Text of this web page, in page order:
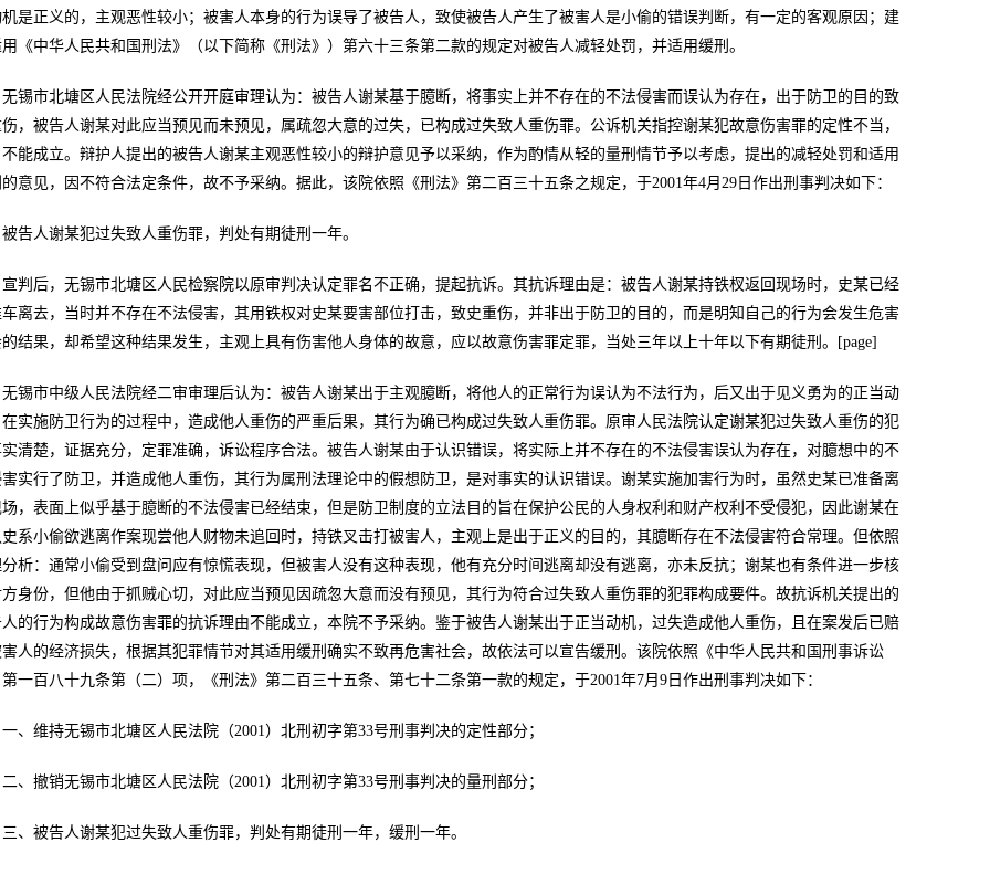
机是正义的，主观恶性较小；被害人本身的行为误导了被告人，致使被告人产生了被害人是小偷的错误判断，有一定的客观原因；建
《中华人民共和国刑法》（以下简称《刑法》）第六十三条第二款的规定对被告人减轻处罚，并适用缓刑。
无锡市北塘区人民法院经公开开庭审理认为：被告人谢某基于臆断，将事实上并不存在的不法侵害而误认为存在，出于防卫的目的致
伤，被告人谢某对此应当预见而未预见，属疏忽大意的过失，已构成过失致人重伤罪。公诉机关指控谢某犯故意伤害罪的定性不当，
能成立。辩护人提出的被告人谢某主观恶性较小的辩护意见予以采纳，作为酌情从轻的量刑情节予以考虑，提出的减轻处罚和适用
意见，因不符合法定条件，故不予采纳。据此，该院依照《刑法》第二百三十五条之规定，于2001年4月29日作出刑事判决如下：
被告人谢某犯过失致人重伤罪，判处有期徒刑一年。
宣判后，无锡市北塘区人民检察院以原审判决认定罪名不正确，提起抗诉。其抗诉理由是：被告人谢某持铁杈返回现场时，史某已经
离去，当时并不存在不法侵害，其用铁权对史某要害部位打击，致史重伤，并非出于防卫的目的，而是明知自己的行为会发生危害
结果，却希望这种结果发生，主观上具有伤害他人身体的故意，应以故意伤害罪定罪，当处三年以上十年以下有期徒刑。[page]
无锡市中级人民法院经二审审理后认为：被告人谢某出于主观臆断，将他人的正常行为误认为不法行为，后又出于见义勇为的正当动
实施防卫行为的过程中，造成他人重伤的严重后果，其行为确已构成过失致人重伤罪。原审人民法院认定谢某犯过失致人重伤的犯
清楚，证据充分，定罪准确，诉讼程序合法。被告人谢某由于认识错误，将实际上并不存在的不法侵害误认为存在，对臆想中的不
害实行了防卫，并造成他人重伤，其行为属刑法理论中的假想防卫，是对事实的认识错误。谢某实施加害行为时，虽然史某已准备离
，表面上似乎基于臆断的不法侵害已经结束，但是防卫制度的立法目的旨在保护公民的人身权利和财产权利不受侵犯，因此谢某在
系小偷欲逃离作案现尝他人财物未追回时，持铁叉击打被害人，主观上是出于正义的目的，其臆断存在不法侵害符合常理。但依照
析：通常小偷受到盘问应有惊慌表现，但被害人没有这种表现，他有充分时间逃离却没有逃离，亦未反抗；谢某也有条件进一步核
方身份，但他由于抓贼心切，对此应当预见因疏忽大意而没有预见，其行为符合过失致人重伤罪的犯罪构成要件。故抗诉机关提出的
的行为构成故意伤害罪的抗诉理由不能成立，本院不予采纳。鉴于被告人谢某出于正当动机，过失造成他人重伤，且在案发后已赔
人的经济损失，根据其犯罪情节对其适用缓刑确实不致再危害社会，故依法可以宣告缓刑。该院依照《中华人民共和国刑事诉讼
一百八十九条第（二）项，《刑法》第二百三十五条、第七十二条第一款的规定，于2001年7月9日作出刑事判决如下：
一、维持无锡市北塘区人民法院（2001）北刑初字第33号刑事判决的定性部分；
二、撤销无锡市北塘区人民法院（2001）北刑初字第33号刑事判决的量刑部分；
三、被告人谢某犯过失致人重伤罪，判处有期徒刑一年，缓刑一年。